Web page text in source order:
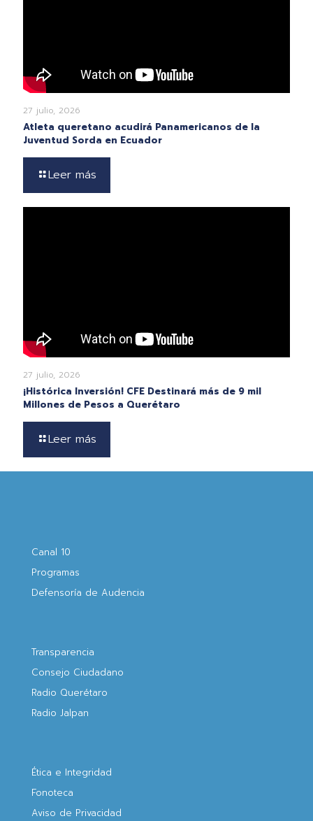
27 julio, 2026
Atleta queretano acudirá Panamericanos de la
Juventud Sorda en Ecuador
Leer más
27 julio, 2026
¡Histórica Inversión! CFE Destinará más de 9 mil
Millones de Pesos a Querétaro
Leer más
Canal 10
Programas
Defensoría de Audencia
Transparencia
Consejo Ciudadano
Radio Querétaro
Radio Jalpan
Ética e Integridad
Fonoteca
Aviso de Privacidad